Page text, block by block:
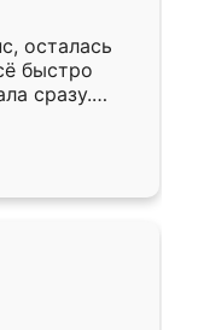
здесь.
осталась
быстро
сразу.
к
Собрали
даже